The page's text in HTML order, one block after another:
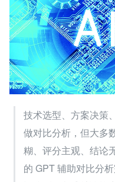
技术选型、方案决
做对比分析，但大多
糊、评分主观、结论
的 GPT 辅助对比分